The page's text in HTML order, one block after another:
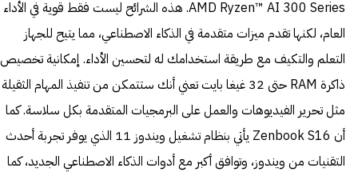
AMD Ryzen™ AI 300 Series. هذه الشرائح ليست فقط قوية في الأداء
العام، لكنها تقدم ميزات متقدمة في الذكاء الاصطناعي، مما يتيح للجهاز
التعلم والتكيف مع طريقة استخدامك له لتحسين الأداء. إمكانية تخصيص
ذاكرة RAM حتى 32 غيغا بايت تعني أنك ستتمكن من تنفيذ المهام الثقيلة
مثل تحرير الفيديوهات والعمل على البرمجيات المتقدمة بكل سلاسة. كما
أن Zenbook S16 يأتي بنظام تشغيل ويندوز 11 الذي يوفر تجربة أحدث
التقنيات من ويندوز، وتوافق أكبر مع أدوات الذكاء الاصطناعي الجديد، كما